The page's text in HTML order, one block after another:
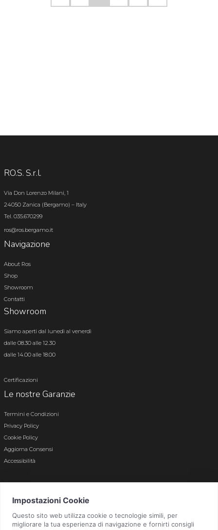
RO.S. S.r.l.
Via Don Lorenzo Milani, 1
24050 Zanica (Bergamo) – Italy
Tel. 035.670299
ros@ros.bergamo.it
Navigazione
About Ros
Shop
Showroom
Contatti
Showroom
Siamo aperti dal lunedì al venerdì
dalle 08.30 alle 12.30
dalle 14.00 alle 18.00
Certificazioni
Le nostre Garanzie
Termini e Condizioni
Privacy Policy
Cookie Policy
Aggiorna Consensi
Accessibilità
Bergamo n. 01496180165 · Capitale Sociale i.v. € 800.000,00